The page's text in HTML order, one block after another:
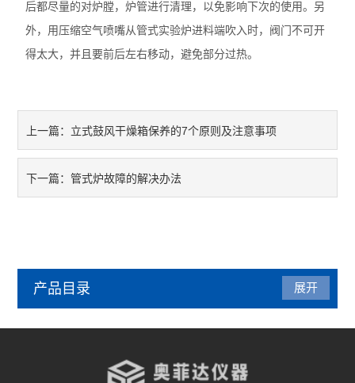
后都尽量的对炉膛，炉管进行清理，以免影响下次的使用。另
外，用压缩空气喷嘴从管式实验炉进料端吹入时，阀门不可开
得太大，并且要前后左右移动，避免部分过热。
上一篇： 立式鼓风干燥箱保养的7个原则及注意事项
下一篇：管式炉故障的解决办法
产品目录 展开